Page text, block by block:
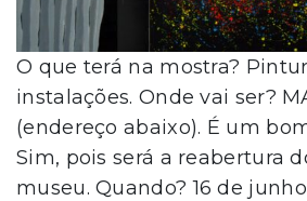
O que terá na mostra?
instalações. Onde vai ser?
(endereço abaixo). É um
Sim, pois será a reabertura
museu. Quando? 16 de